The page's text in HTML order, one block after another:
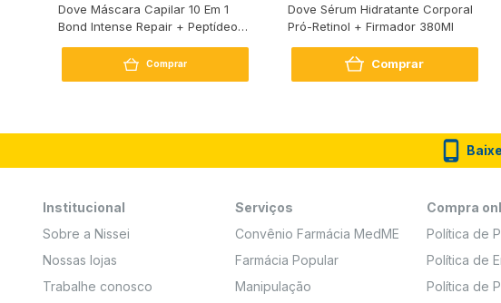
Dove Máscara Capilar 10 Em 1
Bond Intense Repair + Peptídeo
Comprar
Dove Sérum Hidratante Corporal
Pró-Retinol + Firmador 380Ml
Comprar
Institucional
Sobre a Nissei
Nossas lojas
Trabalhe conosco
Serviços
Convênio Farmácia MedME
Farmácia Popular
Manipulação
Compra
Política de
Política de
Política de